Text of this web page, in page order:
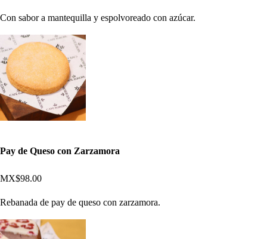
Con sabor a mantequilla y espolvoreado con azúcar.
Pay de Queso con Zarzamora
MX$98.00
Rebanada de pay de queso con zarzamora.